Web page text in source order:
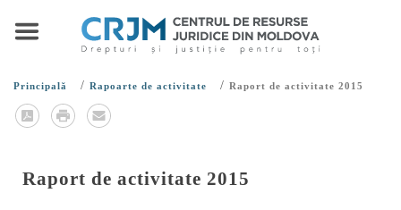
Principală / Rapoarte de activitate / Raport de activitate 2015
Raport de activitate 2015